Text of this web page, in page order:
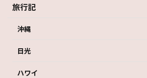
旅行記
沖縄
日光
ハワイ